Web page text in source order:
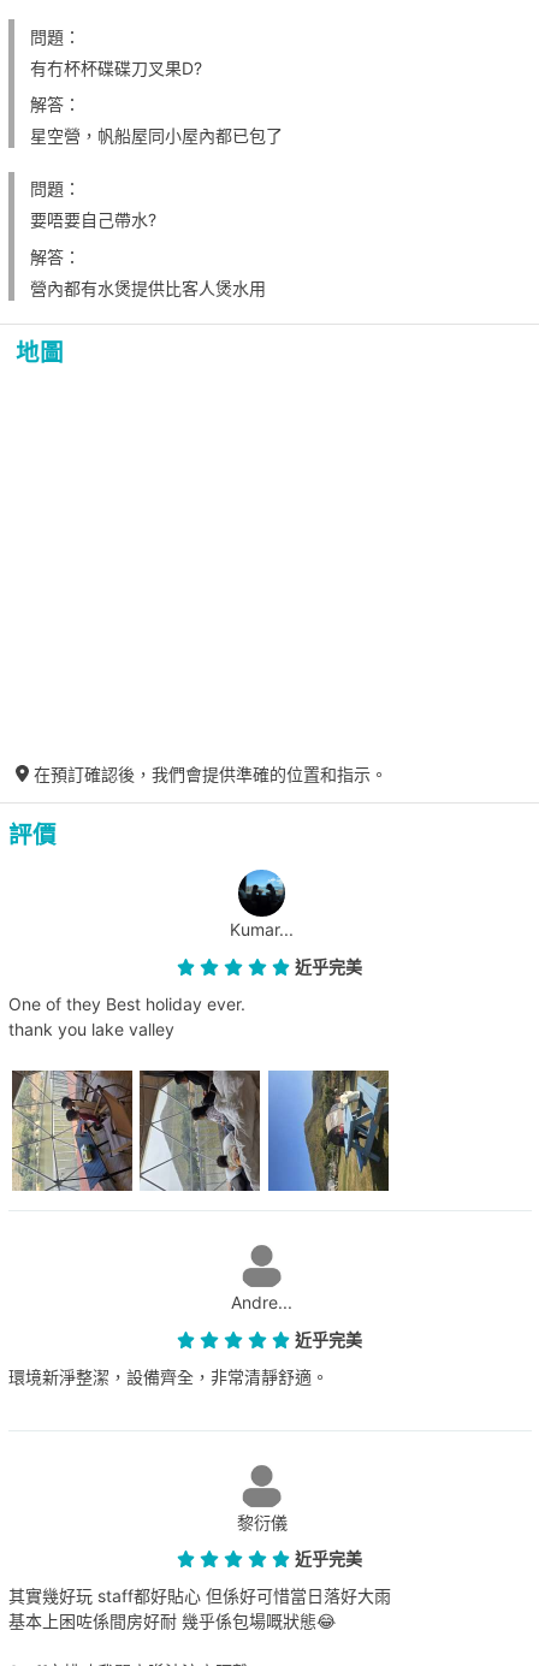
問題：
有冇杯杯碟碟刀叉果D?
解答：
星空營，帆船屋同小屋內都已包了
問題：
要唔要自己帶水?
解答：
營內都有水煲提供比客人煲水用
地圖
在預訂確認後，我們會提供準確的位置和指示。
評價
Kumar...
近乎完美
One of they Best holiday ever.
thank you lake valley
Andre...
近乎完美
環境新淨整潔，設備齊全，非常清靜舒適。
黎衍儀
近乎完美
其實幾好玩 staff都好貼心 但係好可惜當日落好大雨
基本上困咗係間房好耐 幾乎係包場嘅狀態😂